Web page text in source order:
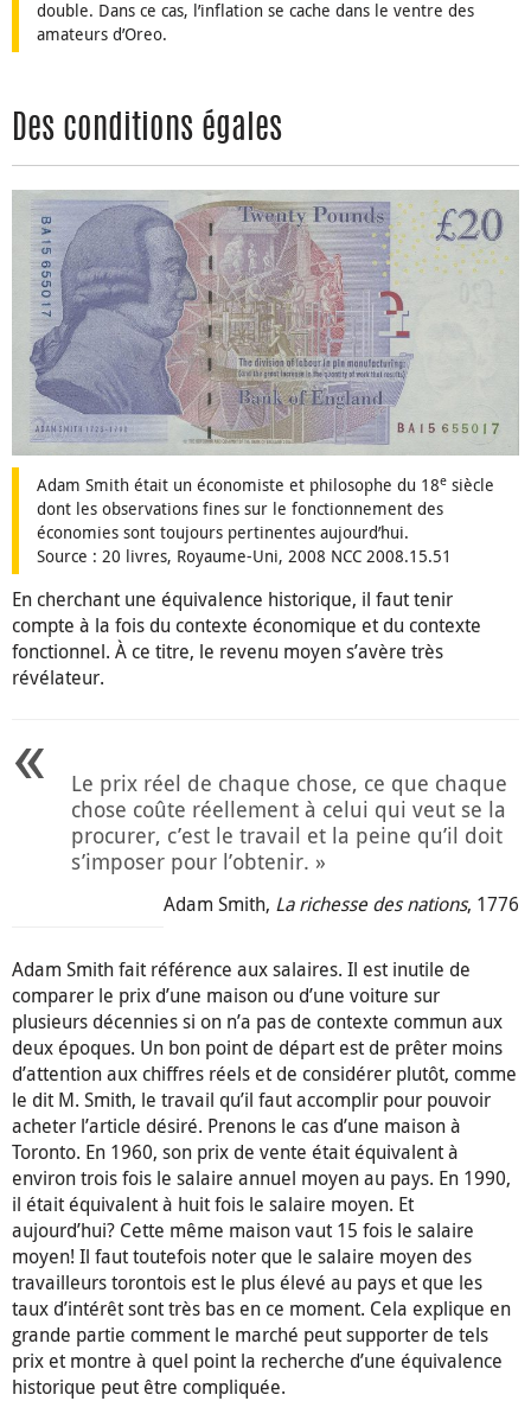
double. Dans ce cas, l’inflation se cache dans le ventre des
amateurs d’Oreo.
Des conditions égales
Adam Smith était un économiste et philosophe du 18e siècle
dont les observations fines sur le fonctionnement des
économies sont toujours pertinentes aujourd’hui.
Source : 20 livres, Royaume-Uni, 2008 NCC 2008.15.51
En cherchant une équivalence historique, il faut tenir
compte à la fois du contexte économique et du contexte
fonctionnel. À ce titre, le revenu moyen s’avère très
révélateur.
Le prix réel de chaque chose, ce que chaque
chose coûte réellement à celui qui veut se la
procurer, c’est le travail et la peine qu’il doit
s’imposer pour l’obtenir. »
Adam Smith, La richesse des nations, 1776
Adam Smith fait référence aux salaires. Il est inutile de
comparer le prix d’une maison ou d’une voiture sur
plusieurs décennies si on n’a pas de contexte commun aux
deux époques. Un bon point de départ est de prêter moins
d’attention aux chiffres réels et de considérer plutôt, comme
le dit M. Smith, le travail qu’il faut accomplir pour pouvoir
acheter l’article désiré. Prenons le cas d’une maison à
Toronto. En 1960, son prix de vente était équivalent à
environ trois fois le salaire annuel moyen au pays. En 1990,
il était équivalent à huit fois le salaire moyen. Et
aujourd’hui? Cette même maison vaut 15 fois le salaire
moyen! Il faut toutefois noter que le salaire moyen des
travailleurs torontois est le plus élevé au pays et que les
taux d’intérêt sont très bas en ce moment. Cela explique en
grande partie comment le marché peut supporter de tels
prix et montre à quel point la recherche d’une équivalence
historique peut être compliquée.